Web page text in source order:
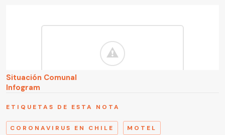
Situación Comunal
Infogram
ETIQUETAS DE ESTA NOTA
CORONAVIRUS EN CHILE MOTEL